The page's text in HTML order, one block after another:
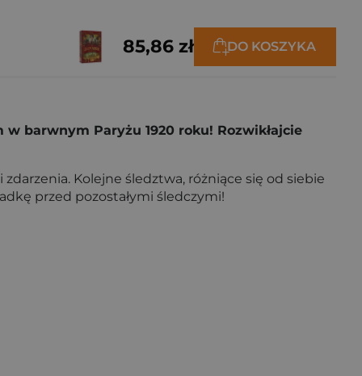
85,86 zł DO KOSZYKA
barwnym Paryżu 1920 roku! Rozwikłajcie
Kolejne śledztwa, różniące się od siebie
przed pozostałymi śledczymi!